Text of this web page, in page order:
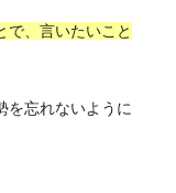
で、言いたいこと
を忘れないように